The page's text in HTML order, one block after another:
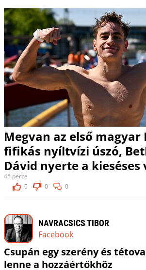
Megvan az első magyar
fifikás nyíltvízi úszó,
Dávid nyerte a kieséses
45 perce
0
0 0
NAVRACSICS TIBOR
Facebook
Csupán egy szerény és
lenne a hozzáértőkhöz